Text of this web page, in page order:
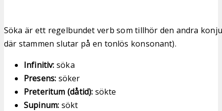
Söka är ett regelbundet verb som tillhör den andra
där stammen slutar på en tonlös konsonant).
Infinitiv: söka
Presens: söker
Preteritum (dåtid): sökte
Supinum: sökt